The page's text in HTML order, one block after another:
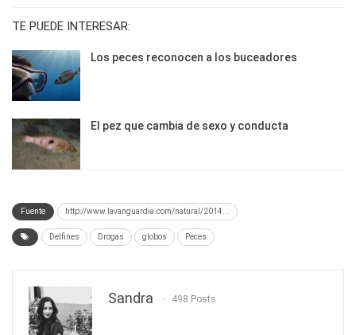
TE PUEDE INTERESAR:
Los peces reconocen a los buceadores
El pez que cambia de sexo y conducta
Fuente http://www.lavanguardia.com/natural/2014...
Delfines Drogas globos Peces
Sandra 498 Posts